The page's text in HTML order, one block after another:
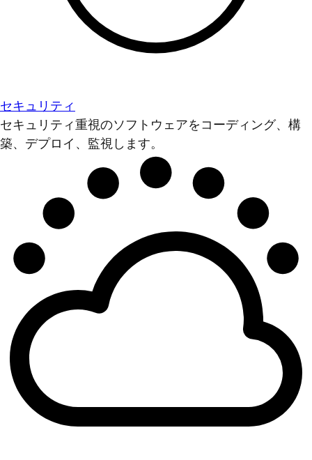
セキュリティ
セキュリティ重視のソフトウェアをコーディング、構
築、デプロイ、監視します。